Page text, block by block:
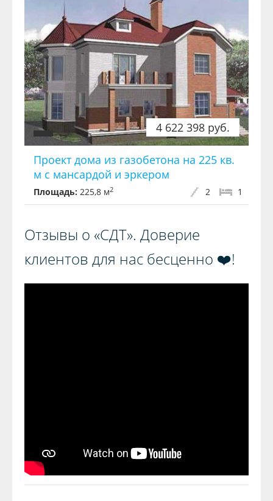
4 622 398 руб.
Проект дома из газобетона на 225 кв.
м с мансардой и эркером
Площадь: 225,8 м2 1
2
Отзывы о «СДТ». Доверие
клиентов для нас бесценно ❤️!